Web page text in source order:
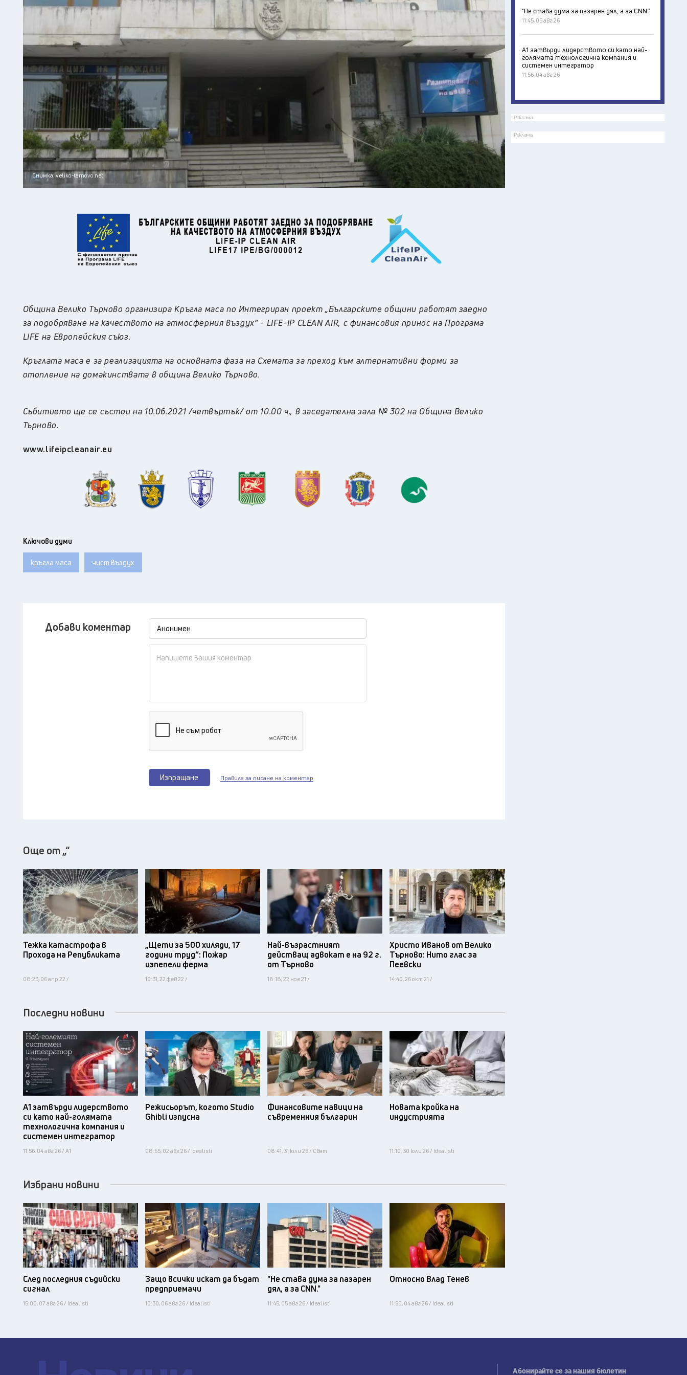
Плевен, 34
Пловдив, 32
Разград, 30°C
29°C
Смолян
°C
Стара Загора,
29
Хасково, 31°C
Шумен, 27°C
Ямбол, 29°C
Снимка: veliko-tarnovo.net
Община Велико Търново организира Кръгла маса по Интегриран проект „Българските общини работят заедно
за подобряване на качеството на атмосферния въздух”- LIFE-IP CLEAN AIR, с финансовия принос на Програма
LIFE на Европейския съюз.
Кръглата маса е за реализацията на основната фаза на Схемата за преход към алтернативни форми за
отопление на домакинствата в общинаВелико Търново.
Събитието ще се състои на 10.06.2021 /четвъртък/ от 10.00 ч., в заседателна зала № 302 на Община Велико
Търново.
www.lifeipcleanair.eu
Ключови думи
кръгла маса чист въздух
Добави коментар
Изпращане Правила за писане на коментар
Още от „“
Тежка катастрофа в
Прохода на Републиката
08:23, 06 апр 22 /
„Щети за 500 хиляди, 17
години труд“: Пожар
изпепели ферма
10:31, 22 фев 22 /
Най-възрастният
действащ адвокат е на 92 г.
от Търново
18:18, 22 ное 21 /
Христо Иванов от Велико
Търново: Нито глас за
Пеевски
14:40, 26 окт 21 /
Последни новини
А1 затвърди лидерството
си като най-голямата
технологична компания и
системен интегратор
11:56, 04 авг 26 / А1
Режисьорът, когото Studio
Ghibli изпусна
08:55, 02 авг 26 / Idealisti
Финансовите навици на
съвременния българин
08:41, 31 юли 26 / Свят
Новата кройка на
индустрията
11:10, 30 юли 26 / Idealisti
Избрани новини
След последния съдийски
сигнал
15:00, 07 авг 26 / Idealisti
Защо всички искат да бъдат
предприемачи
10:30, 06 авг 26 / Idealisti
"Не става дума за пазарен
дял, а за CNN."
11:45, 05 авг 26 / Idealisti
Относно Влад Тенев
11:50, 04 авг 26 / Idealisti
"Не става дума за пазарен дял, а за CNN."
11:45, 05 авг 26
А1 затвърди лидерството си като най-
голямата технологична компания и
системен интегратор
11:56, 04 авг 26
Реклама
Реклама
Абонирайте се за нашия бюлетин